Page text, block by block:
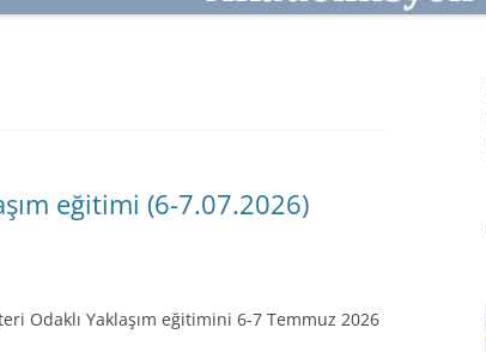
HIZLI MODA TÜKETICILERININ
PAZARLAMADA YENI USTALIK
SATMAK
eğitimi (6-7.07.2026)
Odaklı Yaklaşım eğitimini 6-7 Temmuz 2026